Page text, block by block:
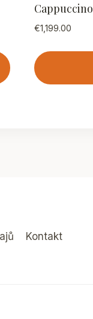
Cappuccino
€1,199.00
Kontakt